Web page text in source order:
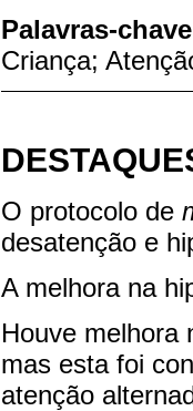
Palavras-
Criança;
O protocolo de
desatenção e
A melhora na
Houve melhora
mas esta foi
atenção